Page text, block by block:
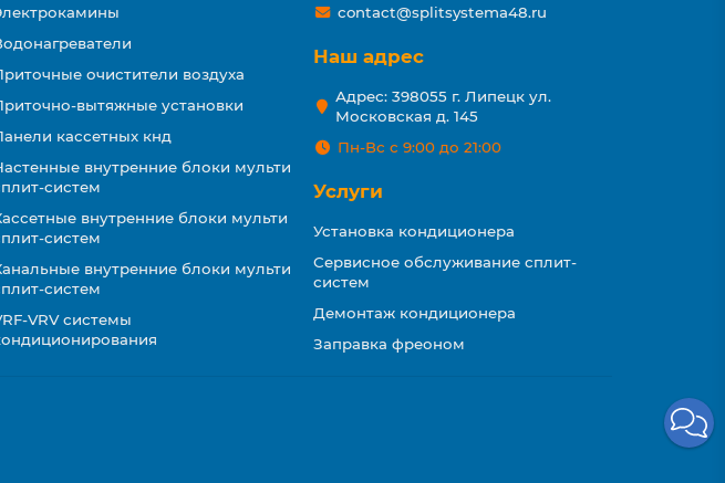
очистители воздуха
вытяжные установки
кассетных кнд
внутренние блоки мульти
систем
внутренние блоки мульти
систем
внутренние блоки мульти
систем
VRV системы
contact@splitsystema48.ru
Наш адрес
Адрес: 398055 г. Липецк ул.
Московская д. 145
Пн-Вс с 9:00 до 21:00
Услуги
Установка кондиционера
Сервисное обслуживание сплит-
систем
Демонтаж кондиционера
Заправка фреоном